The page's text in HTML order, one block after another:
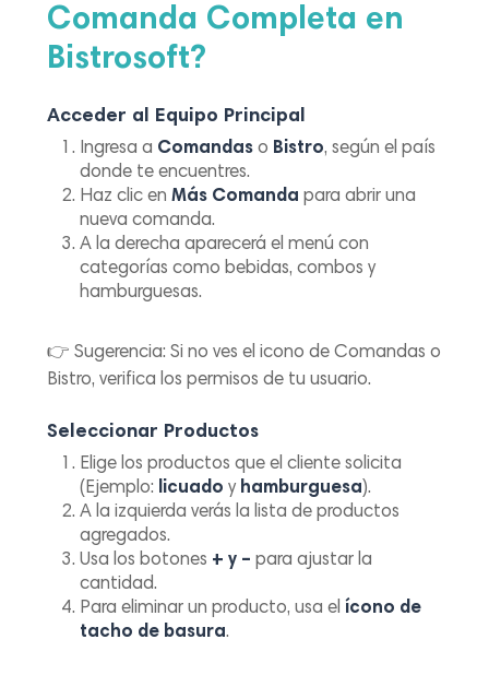
Comanda Completa en
Bistrosoft?
Acceder al Equipo Principal
Ingresa a Comandas o Bistro, según el país
donde te encuentres.
Haz clic enMás Comanda para abrir una
nueva comanda.
A la derecha aparecerá el menú con
categorías como bebidas, combos y
hamburguesas.
👉Sugerencia: Si no ves el icono de Comandas o
Bistro, verifica los permisos de tu usuario.
Seleccionar Productos
Elige los productos que el cliente solicita
(Ejemplo: licuado y hamburguesa).
A la izquierda verás la lista de productos
agregados.
Usa los botones + y – para ajustar la
cantidad.
Para eliminar un producto, usa el ícono de
tacho de basura.